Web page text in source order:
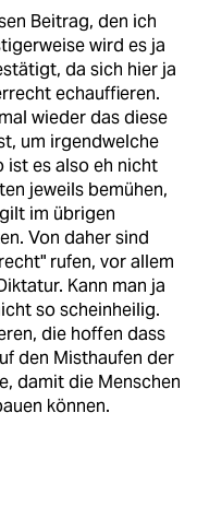
Beitrag, den ich
wird es ja
da sich hier ja
echauffieren.
wieder das diese
um irgendwelche
ist es also eh nicht
jeweils bemühen,
im übrigen
Von daher sind
rufen, vor allem
Kann man ja
so scheinheilig.
die hoffen dass
den Misthaufen der
damit die Menschen
können.